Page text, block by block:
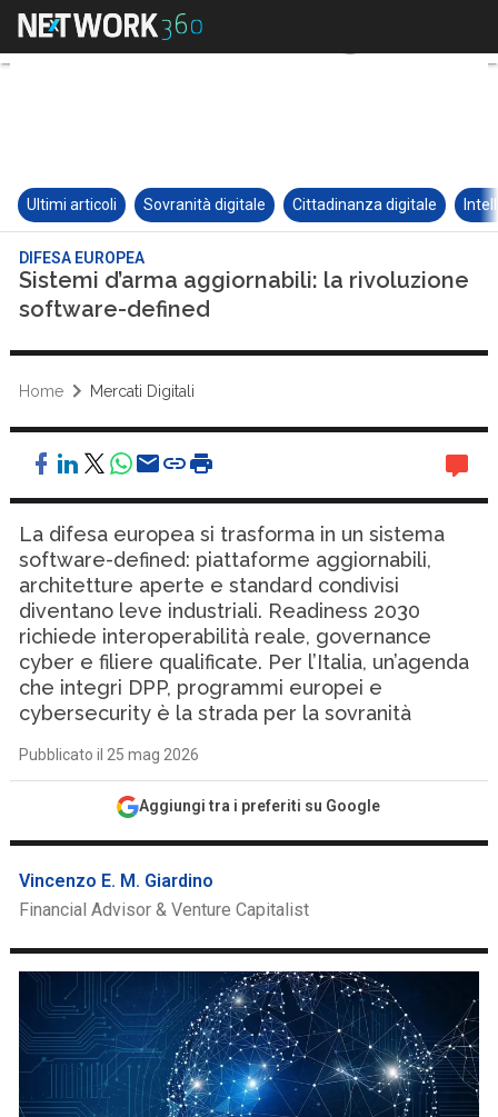
Ultimi articoli Sovranità digitale Cittadinanza digitale
DIFESA EUROPEA
Sistemi d’arma aggiornabili: la rivoluzione
software-defined
Home Mercati Digitali
La difesa europea si trasforma in un sistema
software-defined: piattaforme aggiornabili,
architetture aperte e standard condivisi
diventano leve industriali. Readiness 2030
richiede interoperabilità reale, governance
cyber e filiere qualificate. Per l’Italia, un’agenda
che integri DPP, programmi europei e
cybersecurity è la strada per la sovranità
Pubblicato il 25 mag 2026
Aggiungi tra i preferiti su Google
Vincenzo E. M. Giardino
Financial Advisor & Venture Capitalist